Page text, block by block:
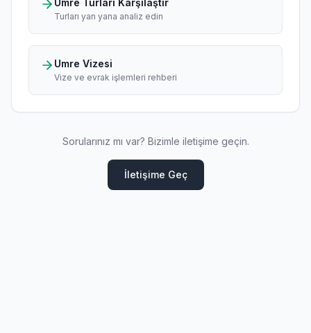
Umre Turları Karşılaştır
Turları yan yana analiz edin
Umre Vizesi
Vize ve evrak işlemleri rehberi
Sorularınız mı var? Bizimle iletişime geçin.
İletişime Geç